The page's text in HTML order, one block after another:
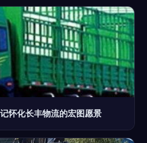
怀化长丰物流的宏图愿景